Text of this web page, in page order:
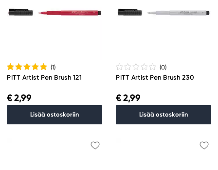
(1)
PITT Artist Pen Brush 121
€ 2,99
Lisää ostoskoriin
(0)
PITT Artist Pen Brush 230
€ 2,99
Lisää ostoskoriin